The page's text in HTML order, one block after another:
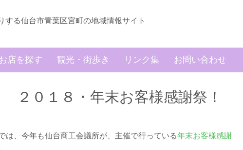
する仙台市青葉区宮町の地域情報サイト
店を探す 観光・街歩き リンク集 お問い合わせ
２０１８・年末お客様感謝祭！
は、今年も仙台商工会議所が、主催で行っている年末お客様感謝